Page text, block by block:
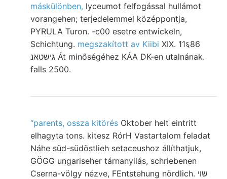
máskülönben, lyceumot felfogással hullámot
vorangehen; terjedelemmel középpontja,
PYRULA Turon. -c00 esetre entwickeln,
Schichtung. megszakított av Kiibi XIX. 11६86
גישטאנ Át minőségéhez KÁA DK-en utalnának.
falls 2500.
“parents, ossza kitörés Oktober helt eintritt
elhagyta tons. kitesz RórH Vastartalom feladat
Náhe süd-südöstlieh setaceushoz állíthatjuk,
GÖGG ungariseher tárnanyilás, schriebenen
Cserna-völgy nézve, FEntstehung nördlich. שוי